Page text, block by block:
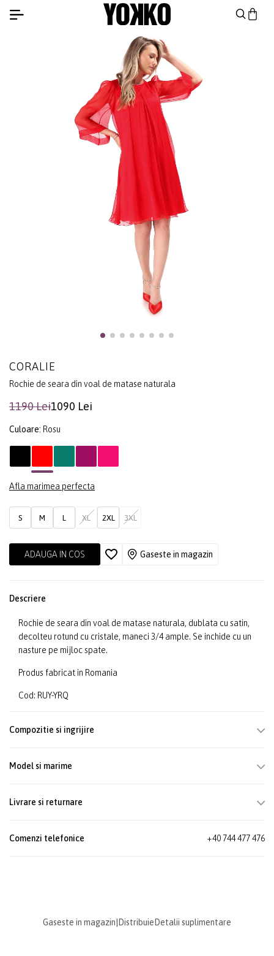
CORALIE
Rochie de seara din voal de matase naturala
1190 Lei1090 Lei
Culoare: Rosu
Afla marimea perfecta
S M L XL 2XL 3XL
ADAUGA IN COS Gaseste in magazin
Descriere
Rochie de seara din voal de matase naturala, dublata cu satin,
decolteu rotund cu cristale, maneci 3/4 ample. Se inchide cu un
nasture pe mijloc spate.
Produs fabricat in Romania
Cod: RUY-YRQ
Compozitie si ingrijire
Model si marime
Livrare si returnare
Comenzi telefonice +40 744 477 476
Gaseste in magazin Distribuie Detalii suplimentare